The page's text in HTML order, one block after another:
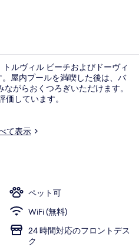
ルヴィル ビーチおよびドーヴィ
屋内プールを満喫した後は、バ
がらおくつろぎいただけます。
しています。
て表示
ペット可
WiFi (無料)
24 時間対応のフロントデス
ク